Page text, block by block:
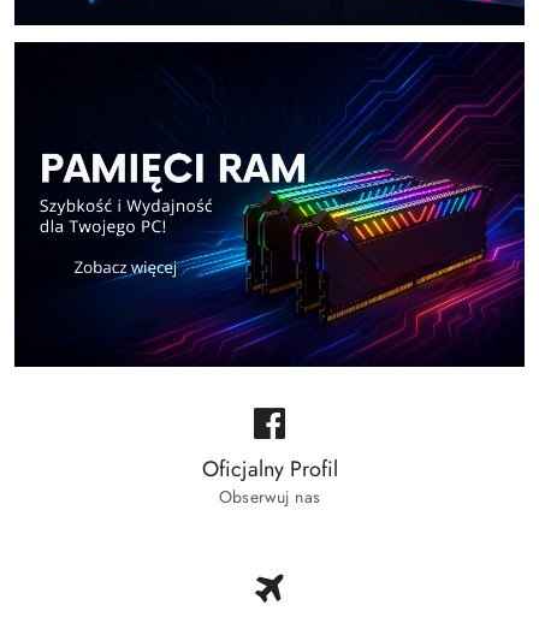
Oficjalny Profil
Obserwuj nas